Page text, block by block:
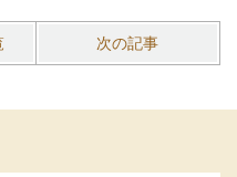
次の記事